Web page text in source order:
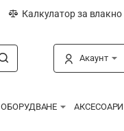
Калкулатор за влакно
Акаунт
ОБОРУДВАНЕ АКСЕСОАРИ